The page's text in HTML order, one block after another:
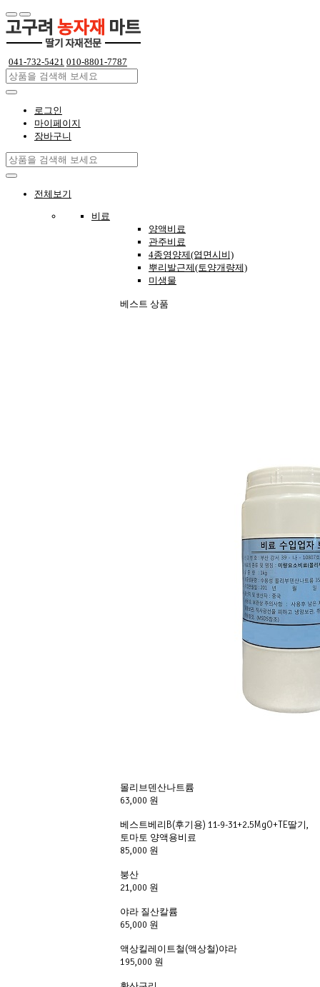
041-732-5421 010-8801-7787
로그인
마이페이지
장바구니
전체보기
비료
양액비료
관주비료
4종영양제(엽면시비)
뿌리발근제(토양개량제)
미생물
베스트 상품
몰리브덴산나트륨
63,000 원
베스트베리B(후기용) 11-9-31+2.5MgO+TE딸기,
토마토 양액용비료
85,000 원
붕산
21,000 원
야라 질산칼륨
65,000 원
액상킬레이트철(액상철)야라
195,000 원